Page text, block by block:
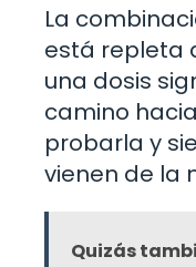
La
está repleta
una dosis
camino
probarla y
vienen de la
Quizás